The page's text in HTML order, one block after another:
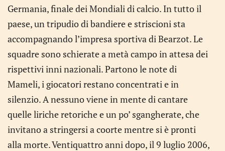
Germania, finale dei Mondiali di calcio. In tutto il
paese, un tripudio di bandiere e striscioni sta
accompagnando l’impresa sportiva di Bearzot. Le
squadre sono schierate a metà campo in attesa dei
rispettivi inni nazionali. Partono le note di
Mameli, i giocatori restano concentrati e in
silenzio. A nessuno viene in mente di cantare
quelle liriche retoriche e un po’ sgangherate, che
invitano a stringersi a coorte mentre si è pronti
alla morte. Ventiquattro anni dopo, il 9 luglio 2006,